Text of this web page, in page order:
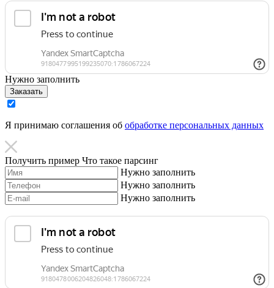
Нужно заполнить
Заказать
Я принимаю соглашения об обработке персональных данных
Получить пример Что такое парсинг
Нужно заполнить
Нужно заполнить
Нужно заполнить